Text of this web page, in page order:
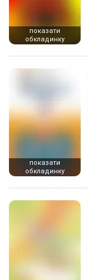
показати
обкладинку
показати
обкладинку